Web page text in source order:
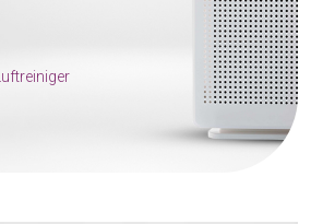
Luftreiniger